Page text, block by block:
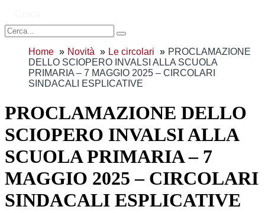
Home Novità Le circolari
PROCLAMAZIONE
DELLO SCIOPERO INVALSI ALLA SCUOLA
PRIMARIA – 7 MAGGIO 2025 – CIRCOLARI
SINDACALI ESPLICATIVE
PROCLAMAZIONE DELLO
SCIOPERO INVALSI ALLA
SCUOLA PRIMARIA – 7
MAGGIO 2025 – CIRCOLARI
SINDACALI ESPLICATIVE